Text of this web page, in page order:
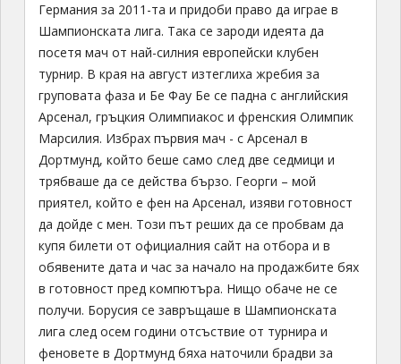
Германия за 2011-та и придоби право да играе в
Шампионската лига. Така се зароди идеята да
посетя мач от най-силния европейски клубен
турнир. В края на август изтеглиха жребия за
груповата фаза и Бе Фау Бе се падна с английския
Арсенал, гръцкия Олимпиакос и френския Олимпик
Марсилия. Избрах първия мач - с Арсенал в
Дортмунд, който беше само след две седмици и
трябваше да се действа бързо. Георги – мой
приятел, който е фен на Арсенал, изяви готовност
да дойде с мен. Този път реших да се пробвам да
купя билети от официалния сайт на отбора и в
обявените дата и час за начало на продажбите бях
в готовност пред компютъра. Нищо обаче не се
получи. Борусия се завръщаше в Шампионската
лига след осем години отсъствие от турнира и
феновете в Дортмунд бяха наточили брадви за